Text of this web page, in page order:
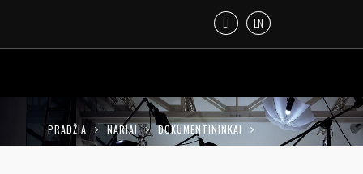
LT EN
PRADŽIA NARIAI DOKUMENTININKAI